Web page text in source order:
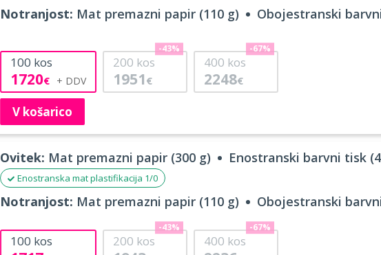
Notranjost: Mat premazni papir (110 g) Obojestranski
100 kos
1720€
200 kos
1951 €
-43%
400 kos
2248€
-67%
V košarico
Ovitek: Mat premazni papir (300 g) Enostranski barvni tisk
Enostranska mat plastifikacija 1/0
Notranjost: Mat premazni papir (110 g) Obojestranski
100 kos 200 kos
-43%
400 kos
-67%